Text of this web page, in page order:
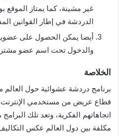
غير مشينة، كما يمتاز
الدردشة في إطار القوانين
أيضا يمكن الحصول على
والدخول تحت اسم عضو
الخلاصة
برنامج دردشة عشوائية حول العالم
قطاع عريض من مستخدمي الإنترنت
اتجاهاتهم الفكرية، وتعد تلك
مكلفة بين دول العالم عكس